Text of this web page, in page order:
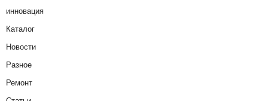
инновация
Каталог
Новости
Разное
Ремонт